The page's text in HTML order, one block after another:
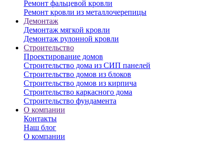
Ремонт фальцевой кровли
Ремонт кровли из металлочерепицы
Демонтаж
Демонтаж мягкой кровли
Демонтаж рулонной кровли
Строительство
Проектирование домов
Строительство дома из СИП панелей
Строительство домов из блоков
Строительство домов из кирпича
Строительство каркасного дома
Строительство фундамента
О компании
Контакты
Наш блог
О компании